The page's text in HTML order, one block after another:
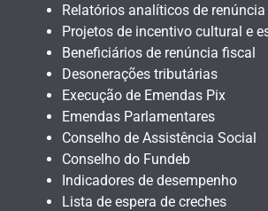
Relatórios analíticos de
Projetos de incentivo cultural e
Beneficiários de renúncia fiscal
Desonerações tributárias
Execução de Emendas Pix
Emendas Parlamentares
Conselho de Assistência Social
Conselho do Fundeb
Indicadores de desempenho
Lista de espera de creches